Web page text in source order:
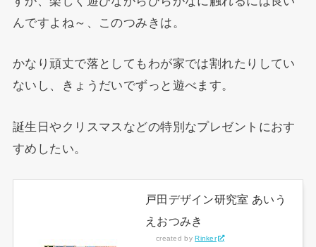
んですよね～、このつみきは。
かなり頑丈で落としてもわが家では割れたりしてい
ないし、きょうだいでずっと遊べます。
誕生日やクリスマスなどの特別なプレゼントにおす
すめしたい。
戸田デザイン研究室 あいう
えおつみき
created byRinker